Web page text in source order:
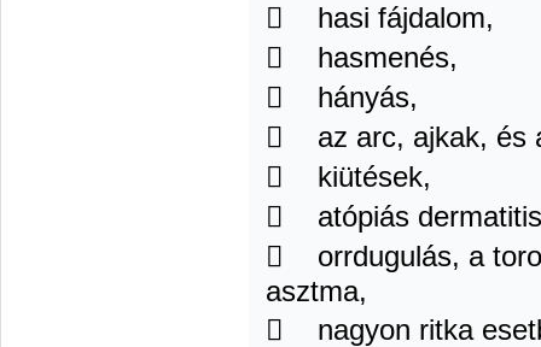
 hasi fájdalom,
 hasmenés,
 hányás,
 az arc, ajkak, és
 kiütések,
 atópiás
 orrdugulás, a
asztma,
 nagyon ritka